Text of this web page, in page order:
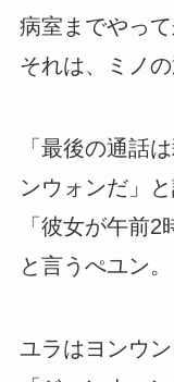
病室までやって
それは、ミノ
「最後の通話
ンウォンだ」と
「彼女が午前2
と言うぺユン。
ユラはヨンウン